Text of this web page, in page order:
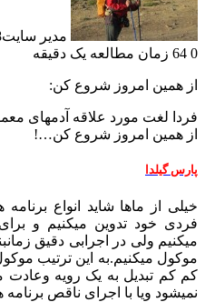
مدیر سایت
0
زمان مطالعه یک دقیقه
از همین امروز شروع کن:
فردا لغت مورد علاقه آدمهای
از همین امروز شروع کن…!
پارس گیلدا
خیلی از ماها شاید انواع
فردی خود تدوین میکنیم و
میکنیم ولی در اجرابی دقیق
موکول میکنیم.به این ترتیب
کم کم تبدیل به یک رویه وعادت
نمیشود ویا با اجرای ناقص